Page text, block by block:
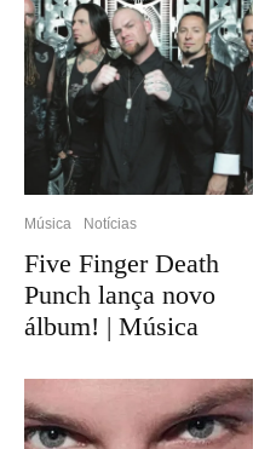
Música Notícias
Five Finger Death
Punch lança novo
álbum! | Música